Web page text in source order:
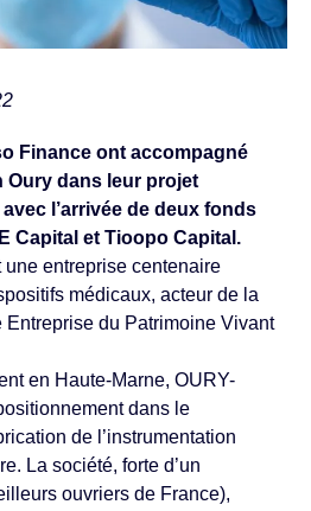
Finance ont accompagné
Oury dans leur projet
l’arrivée de deux fonds
Capital et Tioopo Capital.
entreprise centenaire
médicaux, acteur de la
Entreprise du Patrimoine Vivant
en Haute-Marne, OURY-
dans le
de l’instrumentation
La société, forte d’un
ouvriers de France),